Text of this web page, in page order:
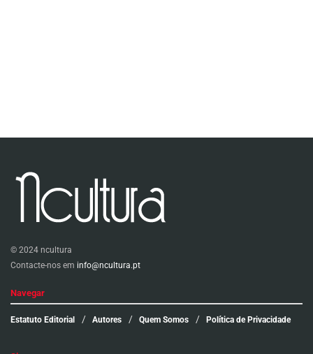
© 2024 ncultura
Contacte-nos em info@ncultura.pt
Navegar
Estatuto Editorial Autores Quem Somos Política de Privacidade